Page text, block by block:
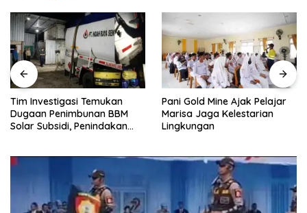
Pani Gold Mine Ajak Pelajar
Marisa Jaga Kelestarian
Lingkungan
H. Muhammad Faizal :
Pembinaan Politik
untuk Menciptakan